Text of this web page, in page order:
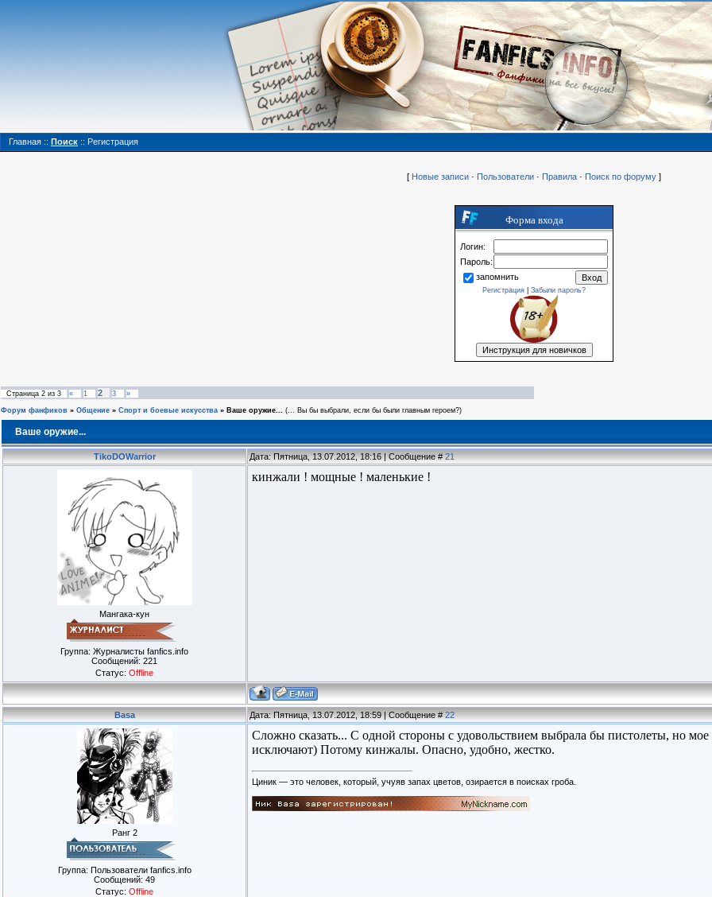
Главная :: Поиск :: Регистрация
[ Новые записи · Пользователи · Правила · Поиск по форуму ]
Форма входа
Логин:
Пароль:
запомнить
Регистрация Забыли пароль?
Страница 2 из 3 « 1 2 3 »
Форум фанфиков » Общение » Спорт и боевые искусства » Ваше оружие... (... Вы бы выбрали, если бы были главным героем?)
Ваше оружие...
TikoDOWarrior Дата: Пятница, 13.07.2012, 18:16 | Сообщение #21
Мангака-кун
Группа: Журналисты fanfics.info
Сообщений: 221
Статус: Offline
кинжали ! мощные ! маленькие !
Basa Дата: Пятница, 13.07.2012, 18:59 | Сообщение #22
Ранг 2
Группа: Пользователи fanfics.info
Сообщений: 49
Статус: Offline
Сложно сказать... С одной стороны с удовольствием выбрала бы пистолеты, но
исключают) Потому кинжалы. Опасно, удобно, жестко.
Циник — это человек, который, учуяв запах цветов, озирается в поисках гроба.